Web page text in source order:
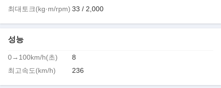
최대토크(kg·m/rpm) 33 / 2,000
성능
0→100km/h(초)
8
최고속도(km/h)
236